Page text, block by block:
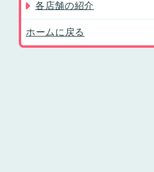
各店舗の紹介
ホームに戻る